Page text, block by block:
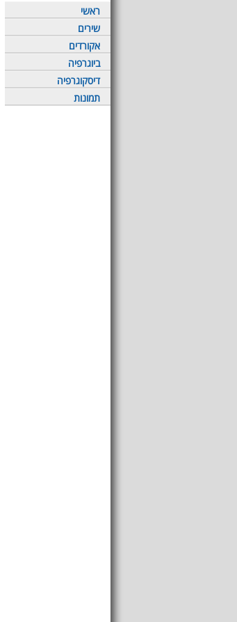
ראשי
שירים
אקורדים
ביוגרפיה
דיסקוגרפיה
תמונות